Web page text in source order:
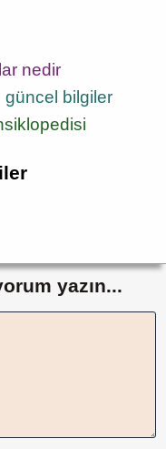
nedir
güncel bilgiler
yazın...